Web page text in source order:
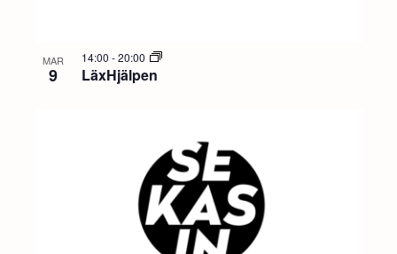
MAR
9 LäxHjälpen
14:00 -20:00